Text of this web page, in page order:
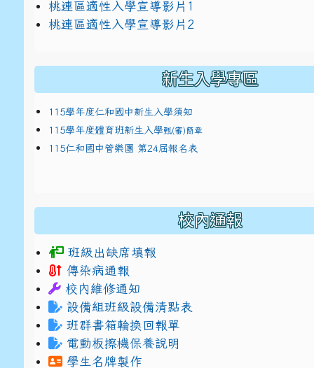
link to https://docs.google.com/
桃連區適性入學宣導影片1
link to https://docs.google.com/
桃連區適性入學宣導影片2
新生入學專區
115學年度仁和國中新生入學須知
115學年度體育班新生入學甄(審)簡章
115仁和國中管樂團 第24屆報名表
校內通報
班級出缺席填報
傳染病通報
校內維修通知
設備組班級設備清點表
班群書箱輪換回報單
電動板擦機保養說明
學生名牌製作